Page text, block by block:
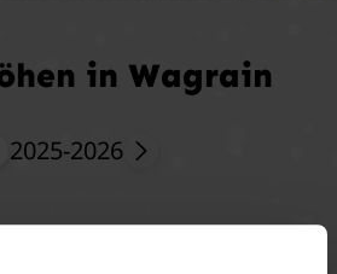
in Wagrain
2025-2026